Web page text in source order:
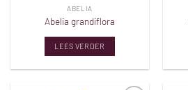
ABELIA
Abelia grandiflora
LEES VERDER